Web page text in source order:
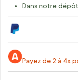
Dans notre
Payez de 2 à 4x